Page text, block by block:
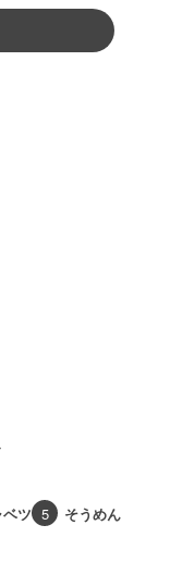
ツ 5 そうめん